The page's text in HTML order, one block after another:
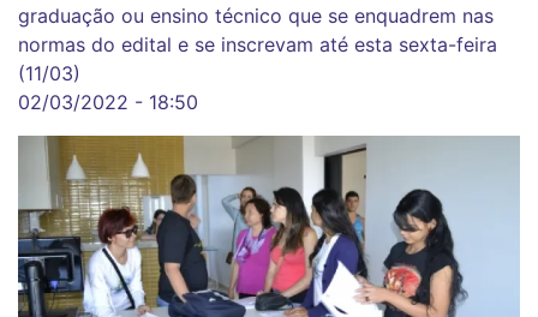
graduação ou ensino técnico que se enquadrem nas
normas do edital e se inscrevam até esta sexta-feira
(11/03)
02/03/2022 - 18:50